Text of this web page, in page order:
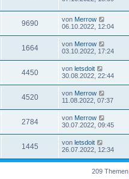
9690 von Merrow
06.10.2022, 12:04
1664 von Merrow
03.10.2022, 17:24
4450 von letsdoit
30.08.2022, 22:44
4520 von Merrow
11.08.2022, 07:37
2784 von Merrow
30.07.2022, 09:45
1445 von letsdoit
26.07.2022, 12:34
209 Themen